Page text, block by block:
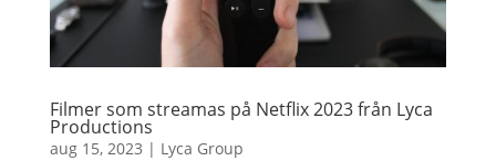
Filmer som streamas på Netflix 2023 från Lyca
Productions
aug 15, 2023 | Lyca Group